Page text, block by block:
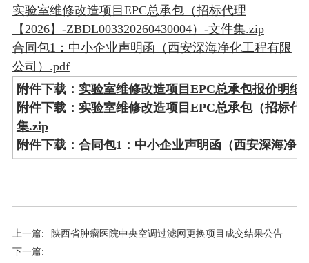
实验室维修改造项目EPC总承包（招标代理
【2026】-ZBDL003320260430004）-文件集.zip
合同包1：中小企业声明函（西安深海净化工程有限
公司）.pdf
附件下载： 实验室维修改造项目EPC总承包报价明细
附件下载： 实验室维修改造项目EPC总承包（招标代
集.zip
附件下载： 合同包1：中小企业声明函（西安深海净
上一篇:
陕西省肿瘤医院中央空调过滤网更换项目成交结果公告
下一篇: